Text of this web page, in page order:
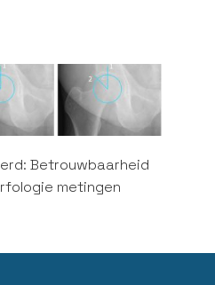
Betrouwbaarheid
metingen